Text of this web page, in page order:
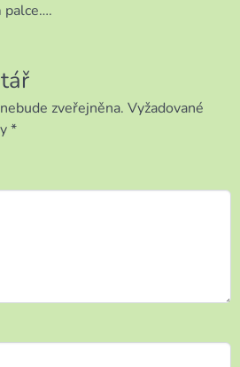
palce….
zveřejněna. Vyžadované
*